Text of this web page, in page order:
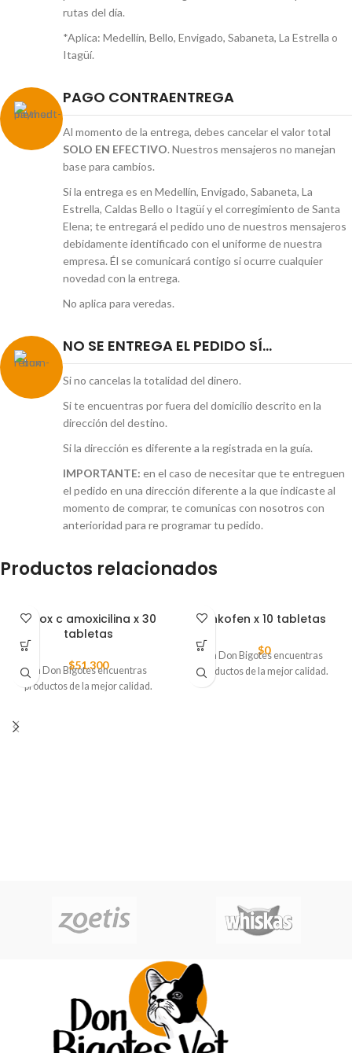
rutas del día.
*Aplica: Medellín, Bello, Envigado, Sabaneta, La Estrella o
Itagüí.
PAGO CONTRAENTREGA
Al momento de la entrega, debes cancelar el valor total
SOLO EN EFECTIVO. Nuestros mensajeros no manejan
base para cambios.
Si la entrega es en Medellín, Envigado, Sabaneta, La
Estrella, Caldas Bello o Itagüí y el corregimiento de Santa
Elena; te entregará el pedido uno de nuestros mensajeros
debidamente identificado con el uniforme de nuestra
empresa. Él se comunicará contigo si ocurre cualquier
novedad con la entrega.
No aplica para veredas.
NO SE ENTREGA EL PEDIDO SÍ...
Si no cancelas la totalidad del dinero.
Si te encuentras por fuera del domicilio descrito en la
dirección del destino.
Si la dirección es diferente a la registrada en la guía.
IMPORTANTE: en el caso de necesitar que te entreguen
el pedido en una dirección diferente a la que indicaste al
momento de comprar, te comunicas con nosotros con
anterioridad para re programar tu pedido.
Productos relacionados
Amox c amoxicilina x 30
tabletas
$51.300
En Don Bigotes encuentras
productos de la mejor calidad.
Ankofen x 10 tabletas
$0
En Don Bigotes encuentras
productos de la mejor calidad.